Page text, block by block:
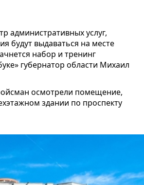
административных услуг,
будут выдаваться на месте
набор и тренинг
губернатор области Михаил
осмотрели помещение,
здании по проспекту